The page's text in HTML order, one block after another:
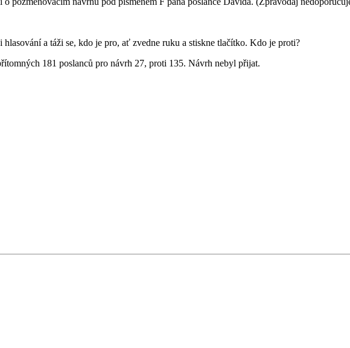
hlasování a táži se, kdo je pro, ať zvedne ruku a stiskne tlačítko. Kdo je proti?
181 poslanců pro návrh 27, proti 135. Návrh nebyl přijat.